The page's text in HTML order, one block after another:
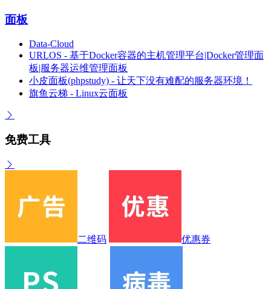
面板
Data-Cloud
URLOS - 基于Docker容器的主机管理平台|Docker管理面
板|服务器运维管理面板
小皮面板(phpstudy) - 让天下没有难配的服务器环境！
旗鱼云梯 - Linux云面板
免费工具
二维码 优惠券